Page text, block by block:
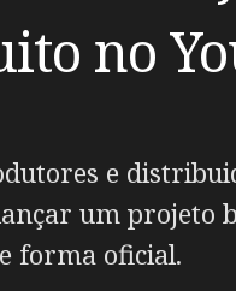
no
e
um projeto
forma oficial.